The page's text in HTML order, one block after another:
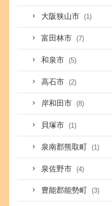
大阪狭山市 (1)
富田林市 (7)
和泉市 (5)
高石市 (2)
岸和田市 (8)
貝塚市 (1)
泉南郡熊取町 (1)
泉佐野市 (4)
豊能郡能勢町 (3)